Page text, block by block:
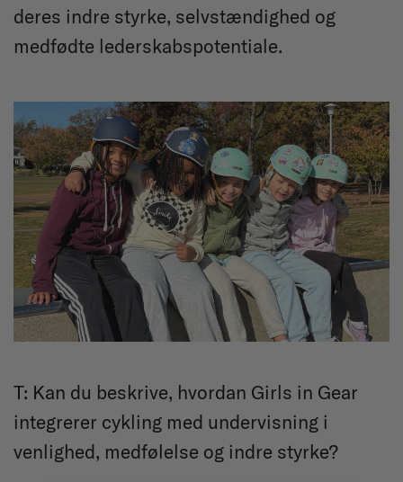
deres indre styrke, selvstændighed og
medfødte lederskabspotentiale.
T: Kan du beskrive, hvordan Girls in Gear
integrerer cykling med undervisning i
venlighed, medfølelse og indre styrke?